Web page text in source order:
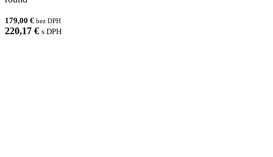
179,00 € bez DPH
220,17 € s DPH